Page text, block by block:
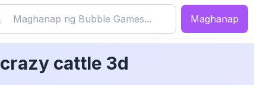
Maghanap
crazy cattle 3d